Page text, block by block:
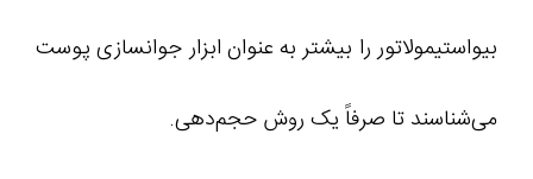
بیواستیمولاتور را بیشتر به عنوان ابزار جوانسازی پوست
می‌شناسند تا صرفاً یک روش حجم‌دهی.